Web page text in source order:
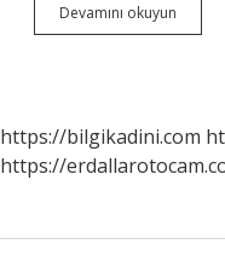
Devamını okuyun
Yunanca
https://bilgikadini.com
https://